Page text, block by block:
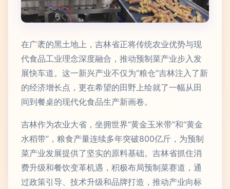
在广袤的黑土地上，吉林省正将传统农业优势与现
代食品工业理念深度融合，推动预制菜产业步入发
展快车道。这一新兴产业不仅为“粮仓”吉林注入了新
的经济增长点，更在希望的田野上绘就了一幅从田
间到餐桌的现代化食品生产新画卷。
吉林作为农业大省，坐拥世界“黄金玉米带”和“黄金
水稻带”，粮食产量连续多年突破800亿斤，为预制
菜产业发展提供了坚实的原料基础。吉林省抓住消
费升级和餐饮变革机遇，积极布局预制菜赛道，通
过政策引导、技术升级和品牌打造，推动产业向标